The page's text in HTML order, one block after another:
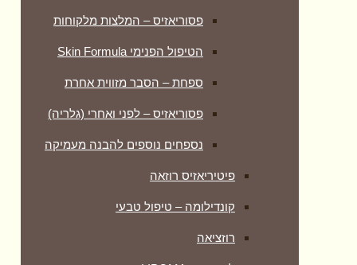
פסוריאזיס – המלצות מלקוחות
הטיפול הפנימי Skin Formula
ספחת – הסבר מזווית אחרת
פסוריאזיס – לפני ואחרי (גלריה)
נספחים נוספים להבנה מעמיקה
פיטיריאזיס רוזאה
קונדילומה – טיפול טבעי
רוזציאה